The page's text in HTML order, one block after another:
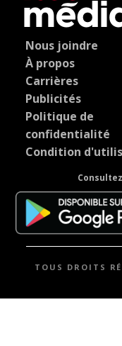
Nous joindre
À propos
Carrières
Publicités
Politique de
confidentialité
Condition
TOUS DROITS